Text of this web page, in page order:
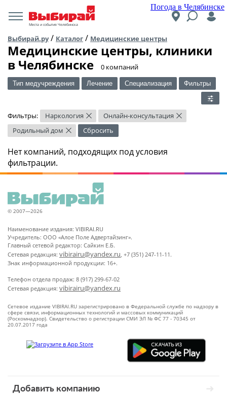
Погода в Челябинске
Места и события Челябинска
Выбирай.ру/ Каталог / Медицинские центры
Медицинские центры, клиники
в Челябинске
​0 компаний
Тип медучреждения Лечение Специализация Фильтры
Фильтры: Наркология × Онлайн-консультация ×
Родильный дом × Сбросить
Нет компаний, подходящих под условия
фильтрации.
© 2007—2026
Наименование издания: VIBIRAI.RU
Учредитель: ООО «Алое Поле Адвертайзинг».
Главный сетевой редактор: Сайкин Е.Б.
Сетевая редакция: vibirairu@yandex.ru, +7 (351) 247-11-11.
Знак информационной продукции: 16+.
Телефон отдела продаж: 8 (917) 299-67-02
Сетевая редакция: vibirairu@yandex.ru
Сетевое издание VIBIRAI.RU зарегистрировано в Федеральной службе по надзору в
сфере связи, информационных технологий и массовых коммуникаций
(Роскомнадзор). Свидетельство о регистрации СМИ ЭЛ № ФС 77 - 70345 от
20.07.2017 года
Добавить компанию